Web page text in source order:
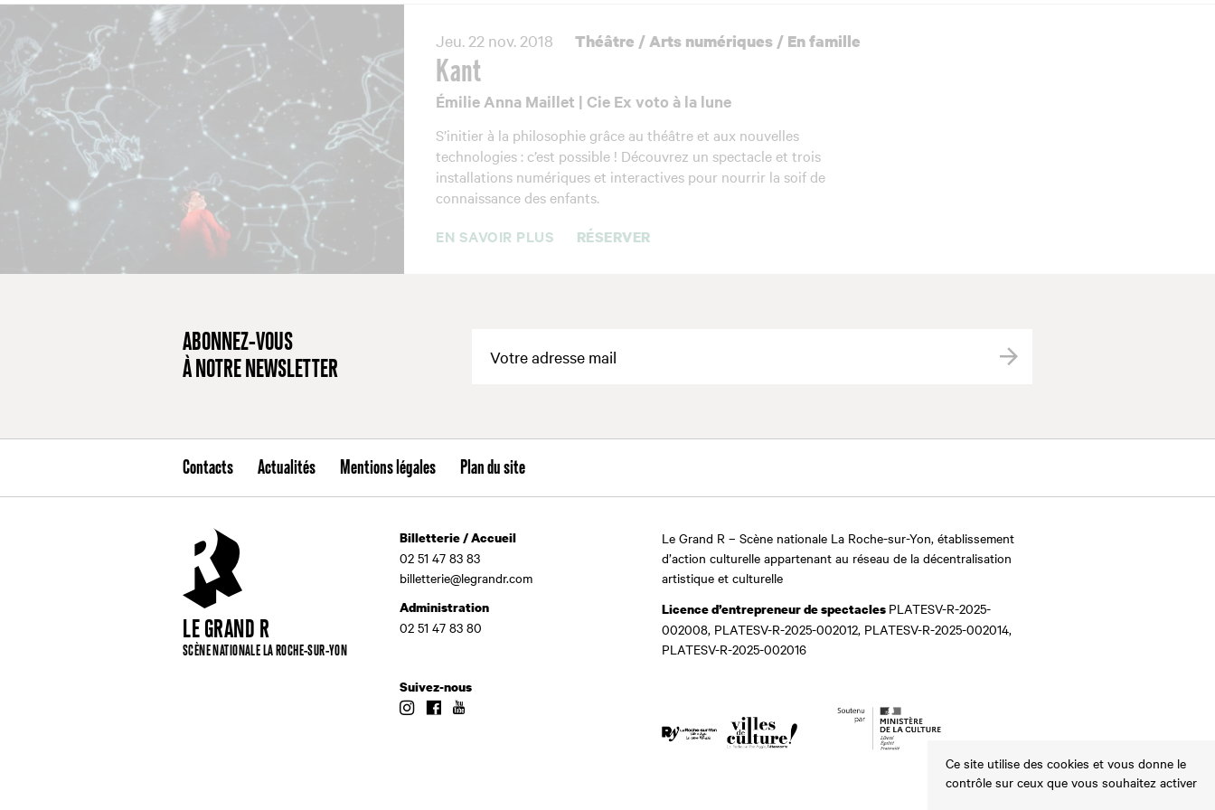
Jeu. 22 nov. 2018 Théâtre /Arts numériques / En famille
Kant
Émilie Anna Maillet | Cie Ex voto à la lune
S’initier à la philosophie grâce au théâtre et aux nouvelles
technologies : c’est possible ! Découvrez un spectacle et trois
installations numériques et interactives pour nourrir la soif de
connaissance des enfants.
EN SAVOIR PLUS
RÉSERVER
ABONNEZ-VOUS
À NOTRE NEWSLETTER
Valider
Contacts Actualités Mentions légales Plan du site
LE GRAND R
SCÈNE NATIONALE LA ROCHE-SUR-YON
Billetterie / Accueil
02 51 47 83 83
billetterie@legrandr.com
Administration
02 51 47 83 80
Suivez-nous
InstagramFacebook
Le Grand R – Scène nationale La Roche-sur-Yon, établissement
d’action culturelle appartenant au réseau de la décentralisation
artistique et culturelle
Licence d’entrepreneur de spectacles PLATESV-R-2025-
002008, PLATESV-R-2025-002012, PLATESV-R-2025-002014,
PLATESV-R-2025-002016
Ce site utilise des cookies et vous donne le
contrôle sur ceux que vous souhaitez activer